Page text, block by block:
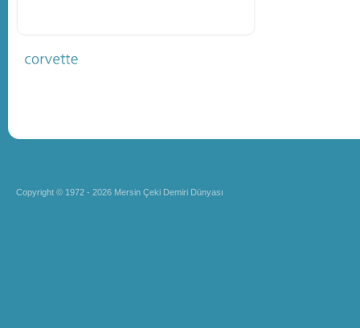
Copyright © 1972 - 2026 Mersin Çeki Demiri Dünyası